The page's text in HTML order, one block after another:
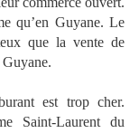
qu’en Guyane. Le
que la vente de
est trop cher.
Saint-Laurent du